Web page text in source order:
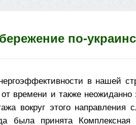
по-
в нашей
времени и также неожиданно
вокруг этого направления
была принята Комплексная